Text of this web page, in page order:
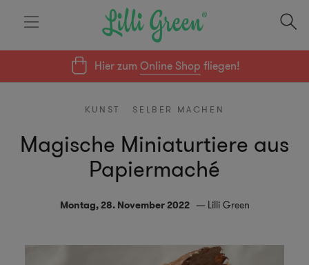
Hier zumOnline Shop fliegen!
KUNST SELBER MACHEN
Magische Miniaturtiere aus
Papiermaché
Montag, 28. November 2022 Lilli Green